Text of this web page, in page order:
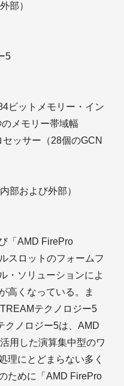
部）
5
ビットメモリー・イン
メモリー帯域幅
セッサー（28個のGCN
部および外部）
「AMD FirePro
スロットのフォームフ
・ソリューションによ
高くなっている。ま
テクノロジー5
クノロジー5は、AMD
用した演算集中型のワ
理にとどまらない多く
ために「AMD FirePro